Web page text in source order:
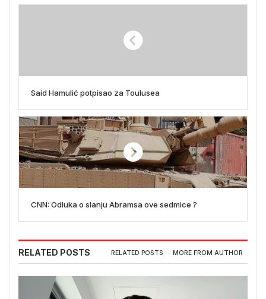
Said Hamulić potpisao za Toulusea
CNN: Odluka o slanju Abramsa ove sedmice ?
RELATED POSTS RELATED POSTS MORE FROM AUTHOR